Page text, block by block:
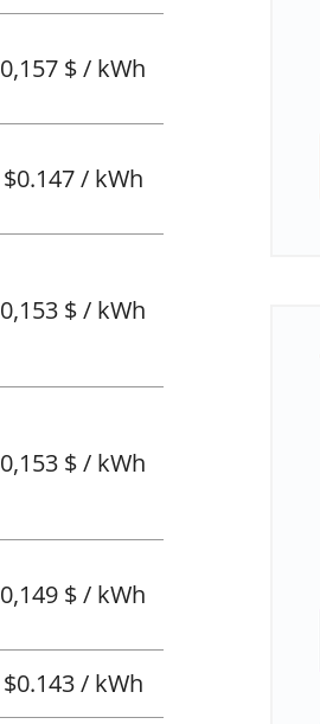
0,157 $ / kWh
$0.147 / kWh
0,153 $ / kWh
0,153 $ / kWh
0,149 $ / kWh
$0.143 / kWh